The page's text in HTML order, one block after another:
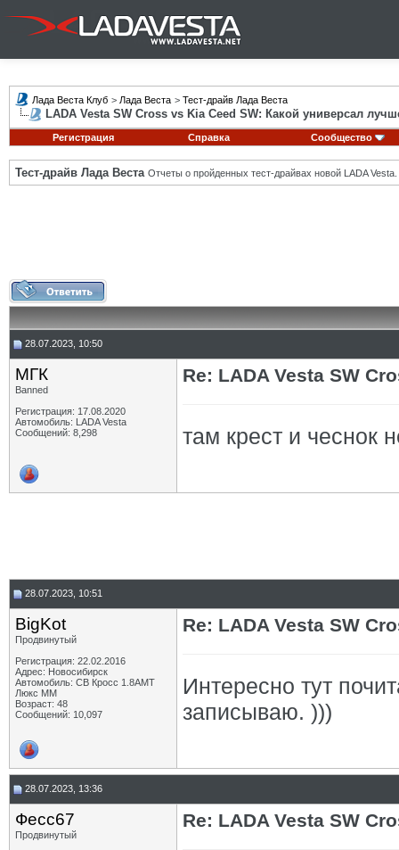
Лада Веста Клуб > Лада Веста > Тест-драйв Лада Веста
LADA Vesta SW Cross vs Kia Ceed SW: Какой универсал
Регистрация Справка Сообщество
Тест-драйв Лада Веста Отчеты о пройденных тест-драйвах новой LADA Vesta.
28.07.2023, 10:50
МГК
Banned
Регистрация: 17.08.2020
Автомобиль: LADA Vesta
Сообщений: 8,298
Re: LADA Vesta SW
там крест и чеснок
28.07.2023, 10:51
BigKot
Продвинутый
Регистрация: 22.02.2016
Адрес: Новосибирск
Автомобиль: СВ Кросс 1.8АМТ
Люкс ММ
Возраст: 48
Сообщений: 10,097
Re: LADA Vesta SW
Интересно тут
записываю. )))
28.07.2023, 13:36
Фесс67
Продвинутый
Re: LADA Vesta SW